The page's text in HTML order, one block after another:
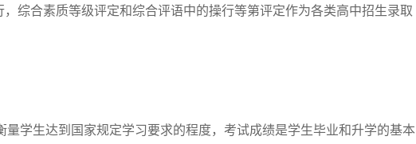
综合素质等级评定和综合评语中的操行等第评定作为各类高中招生录取
学生达到国家规定学习要求的程度，考试成绩是学生毕业和升学的基本